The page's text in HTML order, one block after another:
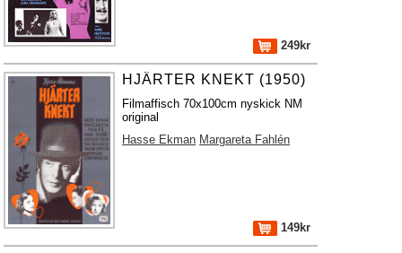
249kr
HJÄRTER KNEKT (1950)
Filmaffisch 70x100cm nyskick NM
original
Hasse Ekman Margareta Fahlén
149kr